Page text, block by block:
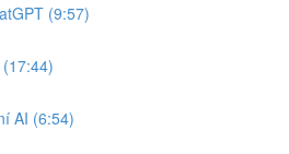
(9:57)
AI (6:54)